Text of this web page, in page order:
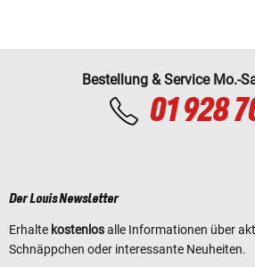
Bestellung & Service Mo.-
01 928
Der Louis Newsletter
Erhalte kostenlosalle Informationen über
Schnäppchen oder interessante Neuheiten.